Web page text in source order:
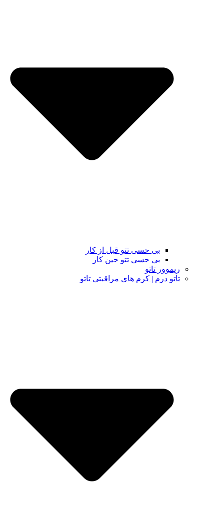
بی حسی تتو قبل از کار
بی حسی تتو حین کار
ریموور تاتو
تاتو درم | کرم های مراقبتی تاتو